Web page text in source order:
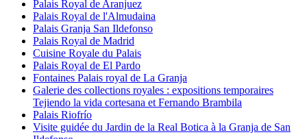
Palais Royal de Aranjuez
Palais Royal de l'Almudaina
Palais Granja San Ildefonso
Palais Royal de Madrid
Cuisine Royale du Palais
Palais Royal de El Pardo
Fontaines Palais royal de La Granja
Galerie des collections royales : expositions temporaires
Tejiendo la vida cortesana et Fernando Brambila
Palais Riofrío
Visite guidée du Jardin de la Real Botica à la Granja de San